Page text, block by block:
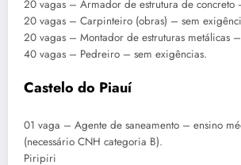
20 vagas – Armador de estrutura de concreto
20 vagas – Carpinteiro (obras) – sem
20 vagas – Montador de estruturas metálicas
40 vagas – Pedreiro – sem exigências.
Castelo do Piauí
01 vaga – Agente de saneamento – ensino
(necessário CNH categoria B).
Piripiri